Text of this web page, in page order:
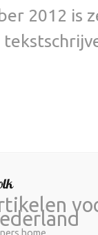
2012 is